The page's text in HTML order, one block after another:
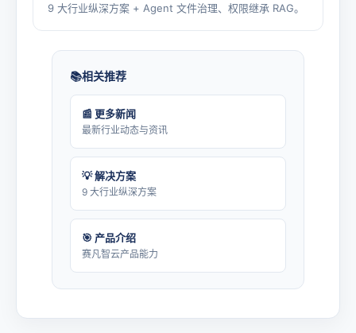
9 大行业纵深方案 + Agent 文件治理、权限继承 RAG。
相关推荐
📰 更多新闻
最新行业动态与资讯
💡 解决方案
9 大行业纵深方案
🎯 产品介绍
赛凡智云产品能力